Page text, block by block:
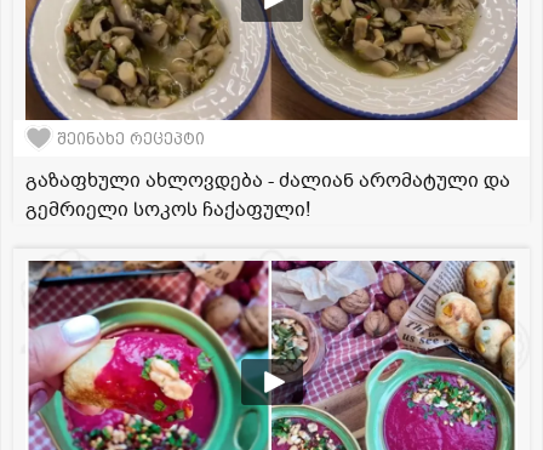
შეინახე რეცეპტი
გაზაფხული ახლოვდება - ძალიან არომატული და
გემრიელი სოკოს ჩაქაფული!